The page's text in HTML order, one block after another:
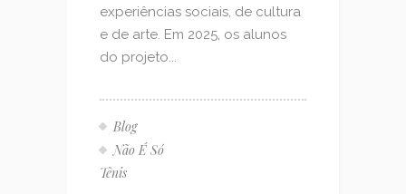
experiências sociais, de cultura
e de arte. Em 2025, os alunos
do projeto...
Blog
Não É Só
Tênis